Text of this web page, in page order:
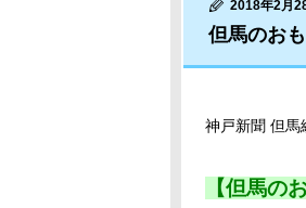
2018年2月
但馬のお
神戸新聞 但馬
【但馬の